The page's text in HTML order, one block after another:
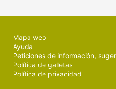
Mapa web
Ayuda
Peticiones de información,
Política de galletas
Política de privacidad